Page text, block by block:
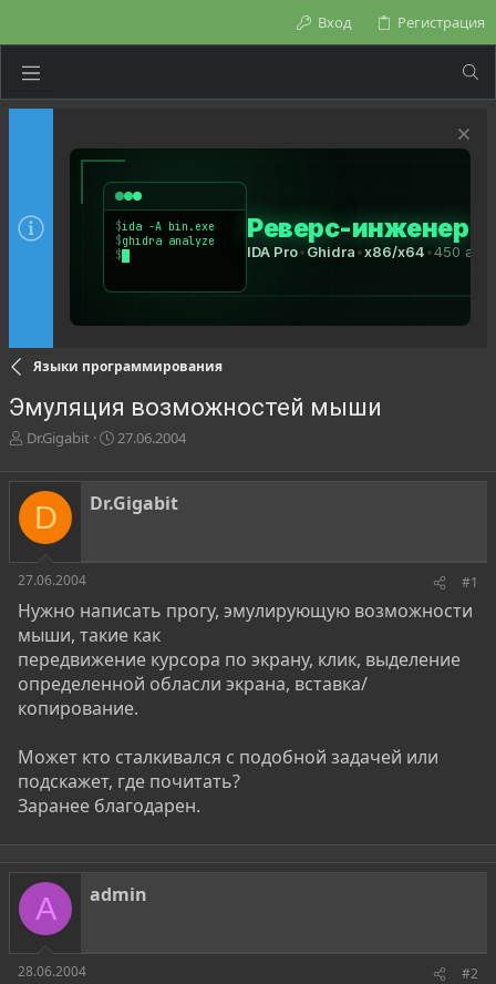
Вход Регистрация
Языки программирования
Эмуляция возможностей мыши
А
т
о
т
м
Dr.Gigabit
Д
т
а
н
а
27.06.2004
D Dr.Gigabit
27.06.2004 #1
Нужно написать прогу, эмулирующую возможности
мыши, такие как
передвижение курсора по экрану, клик, выделение
определенной обласли экрана, вставка/
копирование.
Может кто сталкивался с подобной задачей или
подскажет, где почитать?
Заранее благодарен.
A admin
28.06.2004 #2